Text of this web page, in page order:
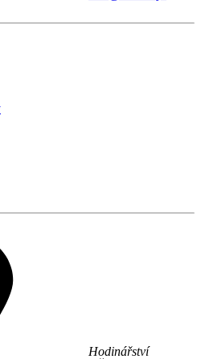
Hodinářství